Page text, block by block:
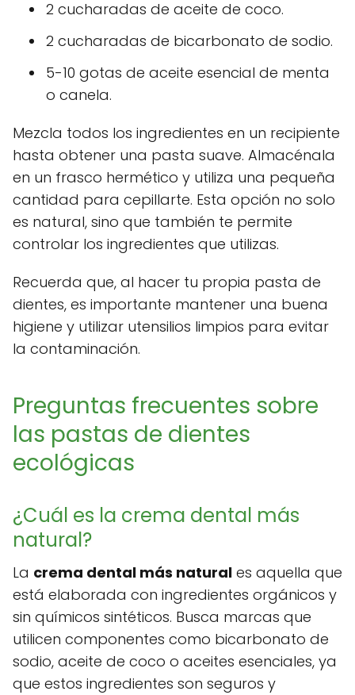
2 cucharadas de aceite de coco.
2 cucharadas de bicarbonato de sodio.
5-10 gotas de aceite esencial de menta
o canela.
Mezcla todos los ingredientes en un recipiente
hasta obtener una pasta suave. Almacénala
en un frasco hermético y utiliza una pequeña
cantidad para cepillarte. Esta opción no solo
es natural, sino que también te permite
controlar los ingredientes que utilizas.
Recuerda que, al hacer tu propia pasta de
dientes, es importante mantener una buena
higiene y utilizar utensilios limpios para evitar
la contaminación.
Preguntas frecuentes sobre
las pastas de dientes
ecológicas
¿Cuál es la crema dental más
natural?
La crema dental más natural es aquella que
está elaborada con ingredientes orgánicos y
sin químicos sintéticos. Busca marcas que
utilicen componentes como bicarbonato de
sodio, aceite de coco o aceites esenciales, ya
que estos ingredientes son seguros y